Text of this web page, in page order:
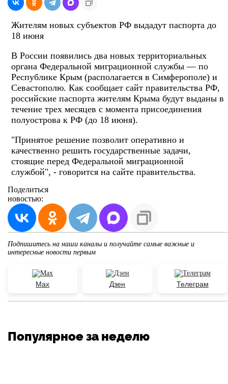
Жителям новых субъектов РФ выдадут паспорта до
18 июня
В России появились два новых территориальных
органа Федеральной миграционной службы — по
Республике Крым (располагается в Симферополе) и
Севастополю. Как сообщает сайт правительства РФ,
российские паспорта жителям Крыма будут выданы в
течение трех месяцев с момента присоединения
полуострова к РФ (до 18 июня).
"Принятое решение позволит оперативно и
качественно решить государственные задачи,
стоящие перед Федеральной миграционной
службой", - говорится на сайте правительства.
Поделиться
новостью:
Подпишитесь на наши каналы и получайте самые важные и
интересные новости первым
Max Дзен Телеграм
Популярное за неделю